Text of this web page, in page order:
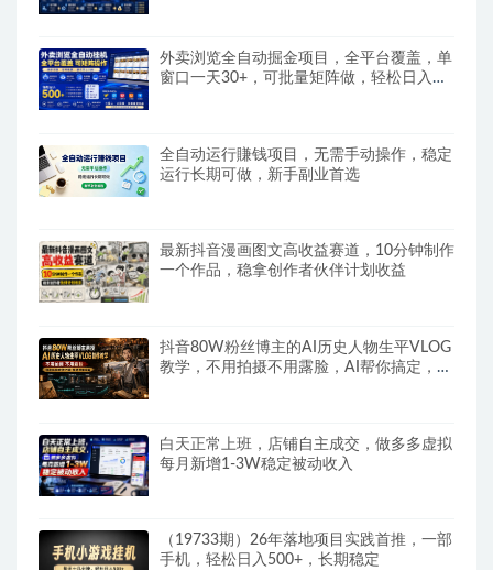
外卖浏览全自动掘金项目，全平台覆盖，单
窗口一天30+，可批量矩阵做，轻松日入
全自动运行賺钱项目，无需手动操作，稳定
运行长期可做，新手副业首选
最新抖音漫画图文高收益赛道，10分钟制作
一个作品，稳拿创作者伙伴计划收益
抖音80W粉丝博主的AI历史人物生平VLOG
教学，不用拍摄不用露脸，AI帮你搞定，轻
白天正常上班，店铺自主成交，做多多虚拟
每月新增1-3W稳定被动收入
（19733期）26年落地项目实践首推，一部
手机，轻松日入500+，长期稳定